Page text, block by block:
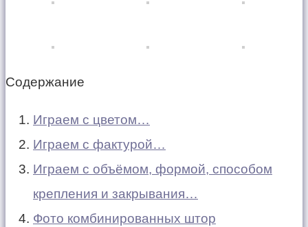
Содержание
Играем с цветом…
Играем с фактурой…
Играем с объёмом, формой, способом
крепления и закрывания…
Фото комбинированных штор